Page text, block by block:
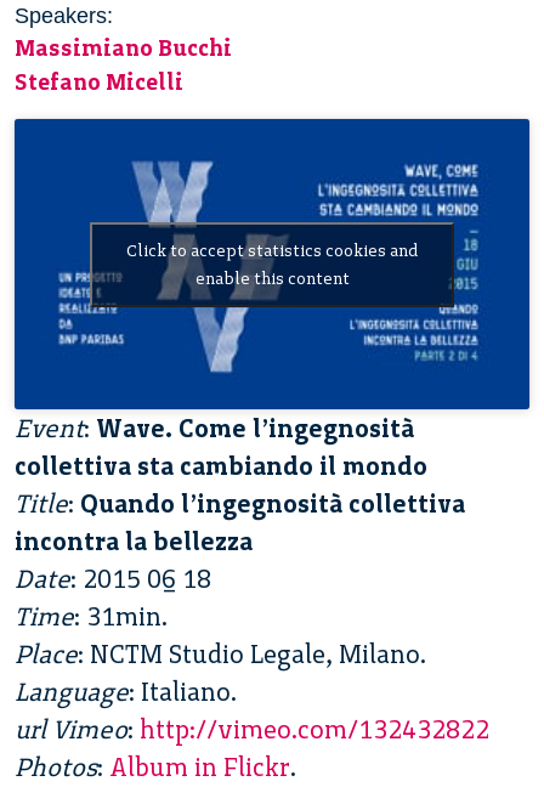
Speakers:
Massimiano Bucchi
Stefano Micelli
Click to accept statistics cookies and
enable this content
Event: Wave. Come l’ingegnosità
collettiva sta cambiando il mondo
Title: Quando l’ingegnosità collettiva
incontra la bellezza
Date: 2015 06 18
Time: 31min.
Place: NCTM Studio Legale, Milano.
Language: Italiano.
url Vimeo: http://vimeo.com/132432822
Photos: Album in Flickr.